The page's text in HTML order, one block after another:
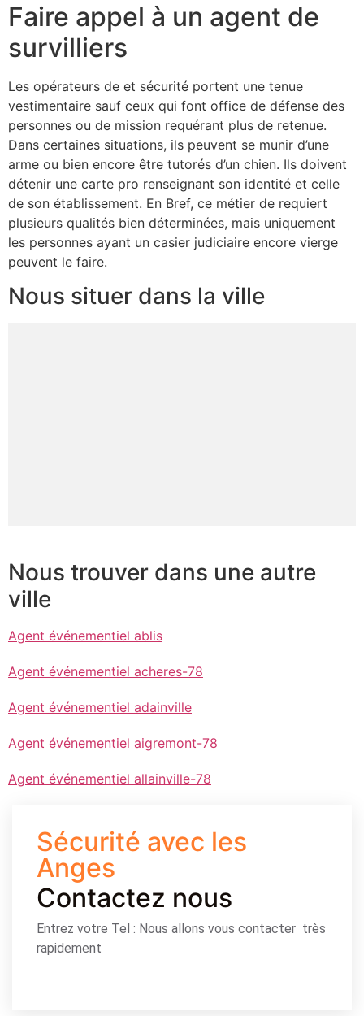
Faire appel à un agent de
survilliers
Les opérateurs de et sécurité portent une tenue
vestimentaire sauf ceux qui font office de défense des
personnes ou de mission requérant plus de retenue.
Dans certaines situations, ils peuvent se munir d’une
arme ou bien encore être tutorés d’un chien. Ils doivent
détenir une carte pro renseignant son identité et celle
de son établissement. En Bref, ce métier de requiert
plusieurs qualités bien déterminées, mais uniquement
les personnes ayant un casier judiciaire encore vierge
peuvent le faire.
Nous situer dans la ville
Nous trouver dans une autre
ville
Agent événementiel ablis
Agent événementiel acheres-78
Agent événementiel adainville
Agent événementiel aigremont-78
Agent événementiel allainville-78
Sécurité avec les
Anges
Contactez nous
Entrez votre Tel : Nous allons vous contacter très
rapidement